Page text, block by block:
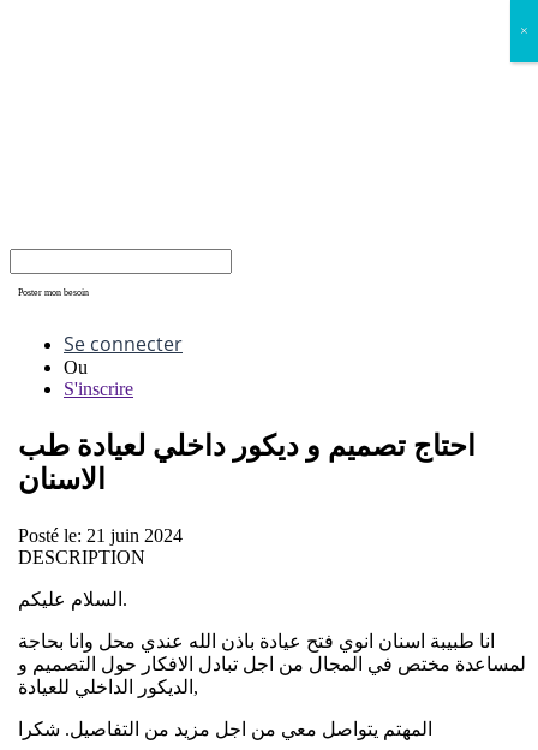
Poster mon besoin
Se connecter
Ou
S'inscrire
احتاج تصميم و ديكور داخلي لعيادة طب
الاسنان
Posté le: 21 juin 2024
DESCRIPTION
السلام عليكم.
انا طبيبة اسنان انوي فتح عيادة باذن الله عندي محل وانا بحاجة
لمساعدة مختص في المجال من اجل تبادل الافكار حول التصميم و
الديكور الداخلي للعيادة,
المهتم يتواصل معي من اجل مزيد من التفاصيل. شكرا
×